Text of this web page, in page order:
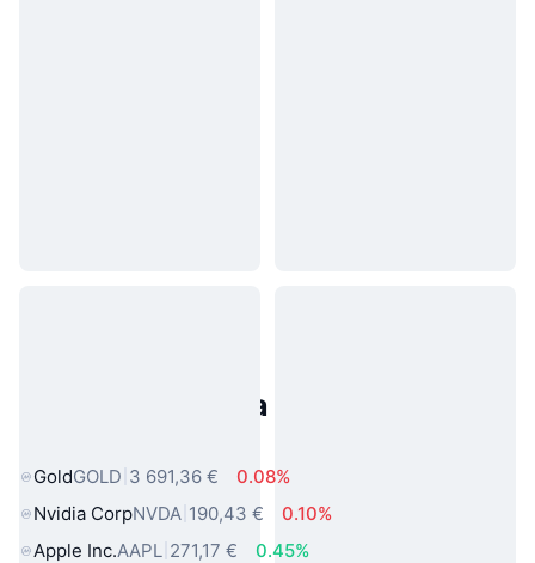
Populárne aktíva z reálneho
GoldGOLD 3 691,36 €
0.08%
Nvidia CorpNVDA 190,43 €
0.10%
Apple Inc.AAPL 271,17 € 0.45%